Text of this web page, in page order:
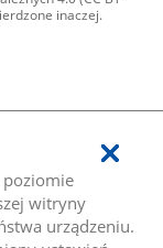
poziomie
witryny
urządzeniu.
inaczej.